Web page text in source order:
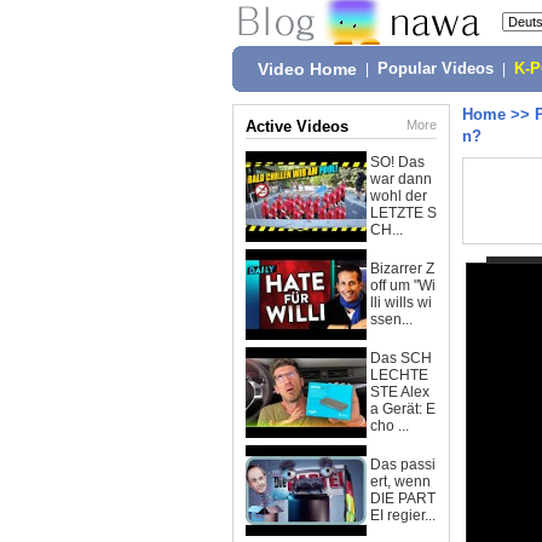
Video Home Popular Videos K-
Active Videos More
SO! Das
war dann
wohl der
LETZTE S
CH...
Bizarrer Z
off um "Wi
lli wills wi
ssen...
Das SCH
LECHTE
STE Alex
a Gerät: E
cho ...
Das passi
ert, wenn
DIE PART
EI regier...
Home >>
n?